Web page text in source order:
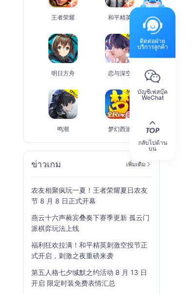
王者荣耀 和平精英
明日方舟 恋与深空
鸣潮 梦幻西游
ข่าวเกม เพิ่มเติม
农友相聚疯玩一夏！王者荣耀夏日农友
节 8 月 8 日正式开幕
燕云十六声蕤宾叠奏下赛季更新 孤云门
派棋弈玩法上线
福利狂欢拉满！和平精英刺激空投节正
式开启，刺激之夜重磅来袭
第五人格七夕缄默之约活动 8 月 13 日
开启 限定时装免费表情汇总
ติดต่อฝ่าย
บริการลูกค้า
บัญชีเฟสบุ๊ค
WeChat
กลับไปด้าน
บน